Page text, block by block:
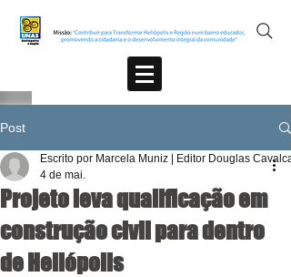
Post
Projeto leva qualificação em
construção civil para dentro
de Heliópolis
Escrito por Marcela Muniz | Editor Douglas
4 de mai.